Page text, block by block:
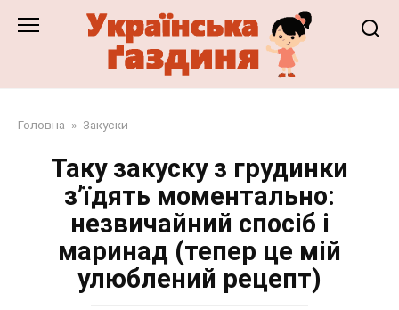
Головна » Закуски
Таку закуску з грудинки
з’їдять моментально:
незвичайний спосіб і
маринад (тепер це мій
улюблений рецепт)